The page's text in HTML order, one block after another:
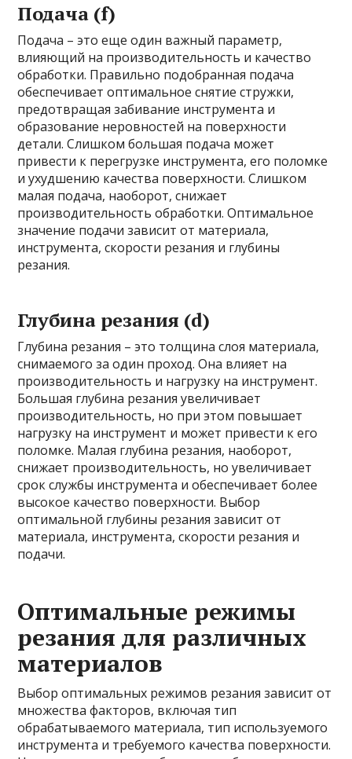
Подача (f)
Подача – это еще один важный параметр,
влияющий на производительность и качество
обработки. Правильно подобранная подача
обеспечивает оптимальное снятие стружки,
предотвращая забивание инструмента и
образование неровностей на поверхности
детали. Слишком большая подача может
привести к перегрузке инструмента, его поломке
и ухудшению качества поверхности. Слишком
малая подача, наоборот, снижает
производительность обработки. Оптимальное
значение подачи зависит от материала,
инструмента, скорости резания и глубины
резания.
Глубина резания (d)
Глубина резания – это толщина слоя материала,
снимаемого за один проход. Она влияет на
производительность и нагрузку на инструмент.
Большая глубина резания увеличивает
производительность, но при этом повышает
нагрузку на инструмент и может привести к его
поломке. Малая глубина резания, наоборот,
снижает производительность, но увеличивает
срок службы инструмента и обеспечивает более
высокое качество поверхности. Выбор
оптимальной глубины резания зависит от
материала, инструмента, скорости резания и
подачи.
Оптимальные режимы
резания для различных
материалов
Выбор оптимальных режимов резания зависит от
множества факторов, включая тип
обрабатываемого материала, тип используемого
инструмента и требуемого качества поверхности.